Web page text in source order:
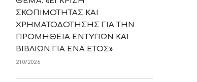
ΣΚΟΠΙΜΟΤΗΤΑΣ ΚΑΙ
ΧΡΗΜΑΤΟΔΟΤΗΣΗΣ ΓΙΑ ΤΗΝ
ΠΡΟΜΗΘΕΙΑ ΕΝΤΥΠΩΝ ΚΑΙ
ΒΙΒΛΙΩΝ ΓΙΑ ΕΝΑ ΕΤΟΣ»
21.07.2026